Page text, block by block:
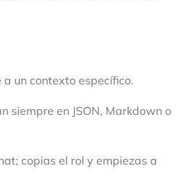
un contexto específico.
siempre en JSON, Markdown o
copias el rol y empiezas a